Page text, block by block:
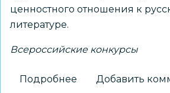
ценностного отношения к
литературе.
Всероссийские конкурсы
Подробнее Добавить